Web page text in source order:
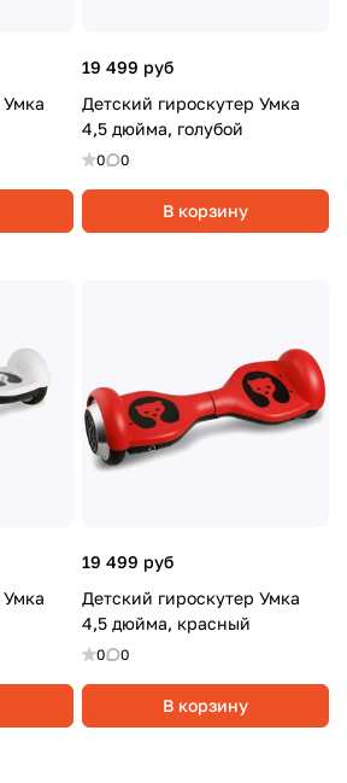
Умка
19 499 руб
Детский гироскутер Умка
4,5 дюйма, голубой
0 0
В корзину
Умка
19 499 руб
Детский гироскутер Умка
4,5 дюйма, красный
0 0
В корзину